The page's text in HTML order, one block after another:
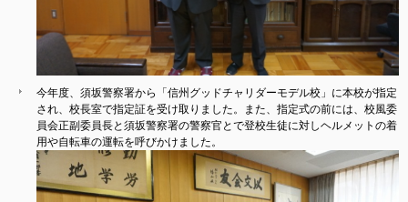
今年度、須坂警察署から「信州グッドチャリダーモデル校」に本校が指定
され、校長室で指定証を受け取りました。また、指定式の前には、校風委
員会正副委員長と須坂警察署の警察官とで登校生徒に対しヘルメットの着
用や自転車の運転を呼びかけました。